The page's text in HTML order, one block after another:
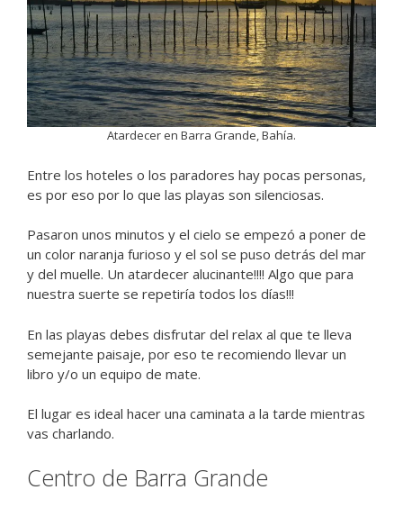
Atardecer en Barra Grande, Bahía.
Entre los hoteles o los paradores hay pocas personas,
es por eso por lo que las playas son silenciosas.
Pasaron unos minutos y el cielo se empezó a poner de
un color naranja furioso y el sol se puso detrás del mar
y del muelle. Un atardecer alucinante!!!! Algo que para
nuestra suerte se repetiría todos los días!!!
En las playas debes disfrutar del relax al que te lleva
semejante paisaje, por eso te recomiendo llevar un
libro y/o un equipo de mate.
El lugar es ideal hacer una caminata a la tarde mientras
vas charlando.
Centro de Barra Grande